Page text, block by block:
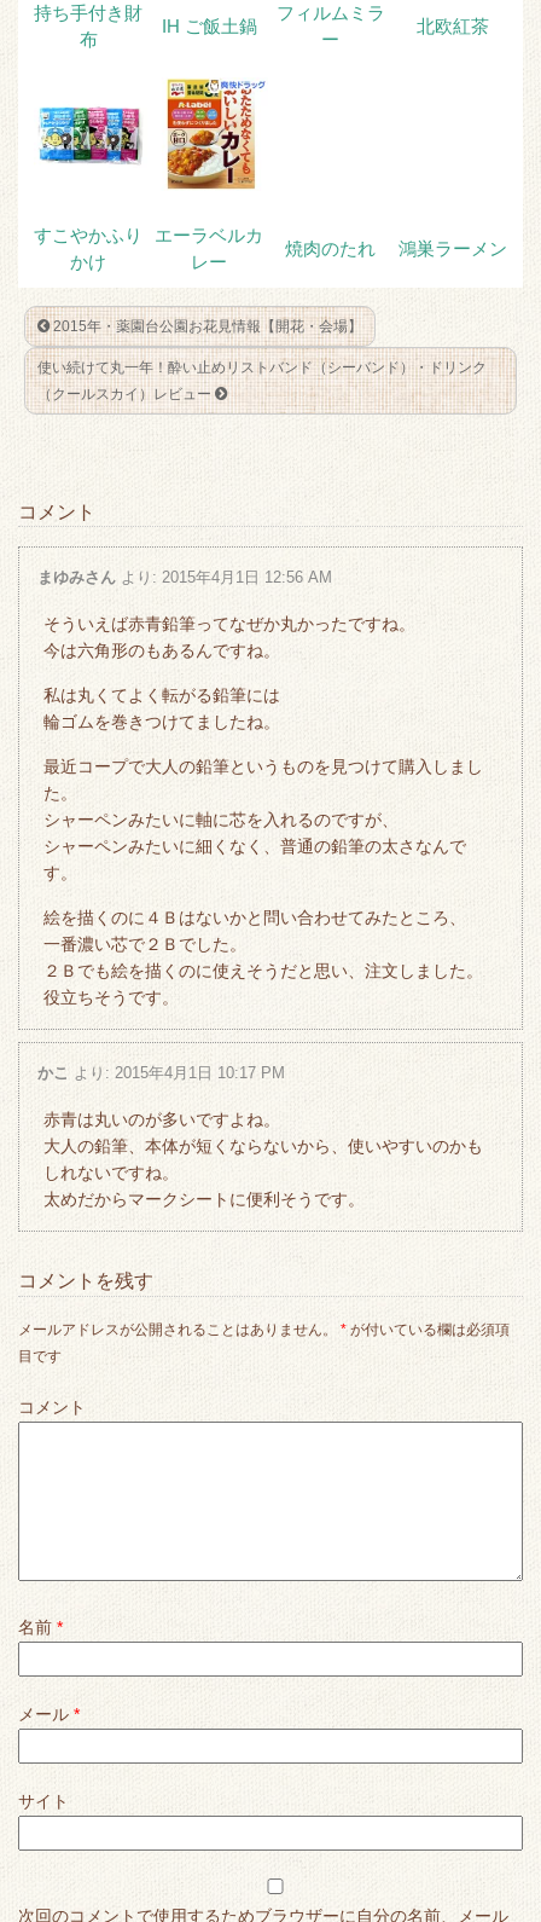
持ち手付き財
布
IH ご飯土鍋
フィルムミラ
ー
北欧紅茶
すこやかふり
かけ
エーラベルカ
レー
焼肉のたれ 鴻巣ラーメン
2015年・薬園台公園お花見情報【開花・会場】
使い続けて丸一年！酔い止めリストバンド（シーバンド）・ドリンク
（クールスカイ）レビュー
コメント
まゆみさん より: 2015年4月1日 12:56 AM
そういえば赤青鉛筆ってなぜか丸かったですね。
今は六角形のもあるんですね。
私は丸くてよく転がる鉛筆には
輪ゴムを巻きつけてましたね。
最近コープで大人の鉛筆というものを見つけて購入しまし
た。
シャーペンみたいに軸に芯を入れるのですが、
シャーペンみたいに細くなく、普通の鉛筆の太さなんで
す。
絵を描くのに４Ｂはないかと問い合わせてみたところ、
一番濃い芯で２Ｂでした。
２Ｂでも絵を描くのに使えそうだと思い、注文しました。
役立ちそうです。
かこ より: 2015年4月1日 10:17 PM
赤青は丸いのが多いですよね。
大人の鉛筆、本体が短くならないから、使いやすいのかも
しれないですね。
太めだからマークシートに便利そうです。
コメントを残す
メールアドレスが公開されることはありません。 * が付いている欄は必須項
目です
コメント
名前 *
メール *
サイト
次回のコメントで使用するためブラウザーに自分の名前、メール